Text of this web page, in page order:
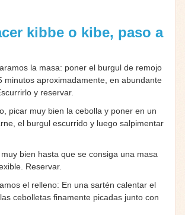
kibbe o kibe, paso a
la masa: poner el burgul de remojo
minutos aproximadamente, en abundante
y reservar.
picar muy bien la cebolla y poner en un
el burgul escurrido y luego salpimentar
bien hasta que se consiga una masa
Reservar.
el relleno: En una sartén calentar el
cebolletas finamente picadas junto con